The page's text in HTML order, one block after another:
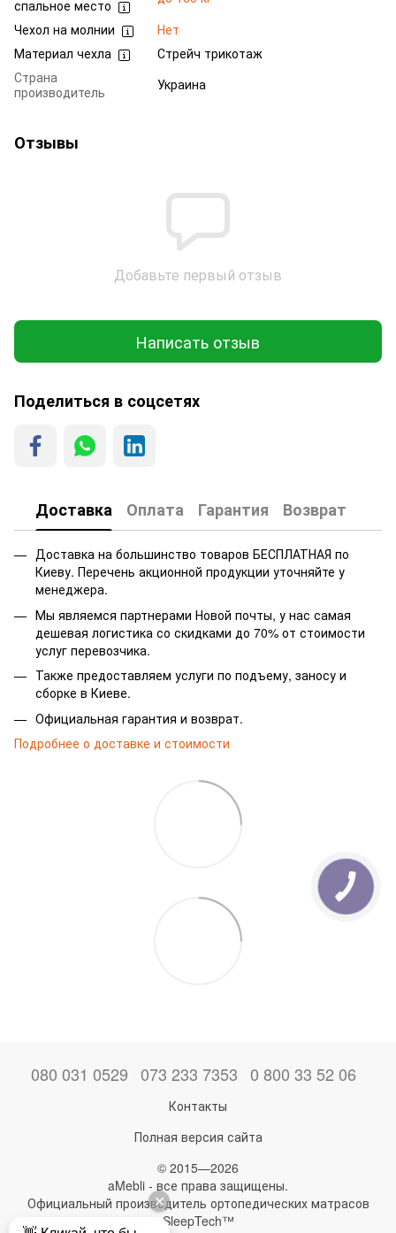
спальное место
Чехол на молнии
Нет
Материал чехла
Стрейч трикотаж
Страна
производитель
Украина
Отзывы
Добавьте первый отзыв
Написать отзыв
Поделиться в соцсетях
Доставка Оплата Гарантия Возврат
Доставка на большинство товаров БЕСПЛАТНАЯ по
Киеву. Перечень акционной продукции уточняйте у
менеджера.
Мы являемся партнерами Новой почты, у нас самая
дешевая логистика со скидками до 70% от стоимости
услуг перевозчика.
Также предоставляем услуги по подъему, заносу и
сборке в Киеве.
Официальная гарантия и возврат.
Подробнее о доставке и стоимости
080 031 0529 073 233 7353 0 800 33 52 06
Контакты
Полная версия сайта
© 2015—2026
aMebli - все права защищены.
Официальный производитель ортопедических матрасов
SleepTech™